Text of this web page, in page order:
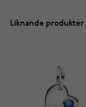
Liknande produkter